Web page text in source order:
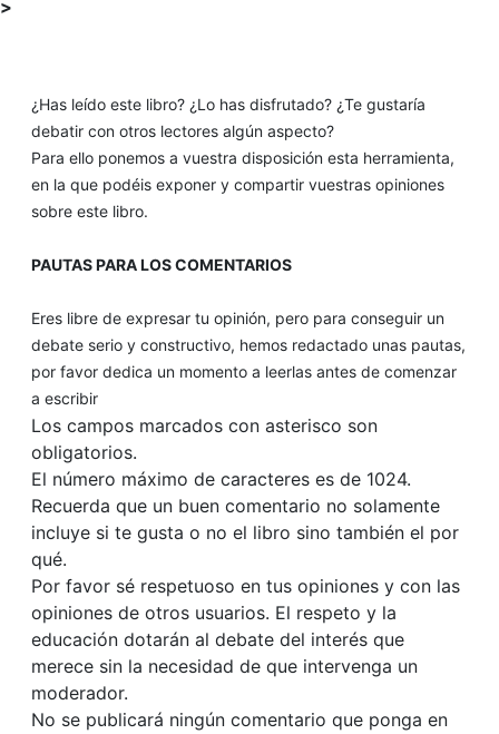
>
¿Has leído este libro? ¿Lo has disfrutado? ¿Te gustaría
debatir con otros lectores algún aspecto?
Para ello ponemos a vuestra disposición esta herramienta,
en la que podéis exponer y compartir vuestras opiniones
sobre este libro.
PAUTAS PARA LOS COMENTARIOS
Eres libre de expresar tu opinión, pero para conseguir un
debate serio y constructivo, hemos redactado unas pautas,
por favor dedica un momento a leerlas antes de comenzar
a escribir
Los campos marcados con asterisco son
obligatorios.
El número máximo de caracteres es de 1024.
Recuerda que un buen comentario no solamente
incluye si te gusta o no el libro sino también el por
qué.
Por favor sé respetuoso en tus opiniones y con las
opiniones de otros usuarios. El respeto y la
educación dotarán al debate del interés que
merece sin la necesidad de que intervenga un
moderador.
No se publicará ningún comentario que ponga en